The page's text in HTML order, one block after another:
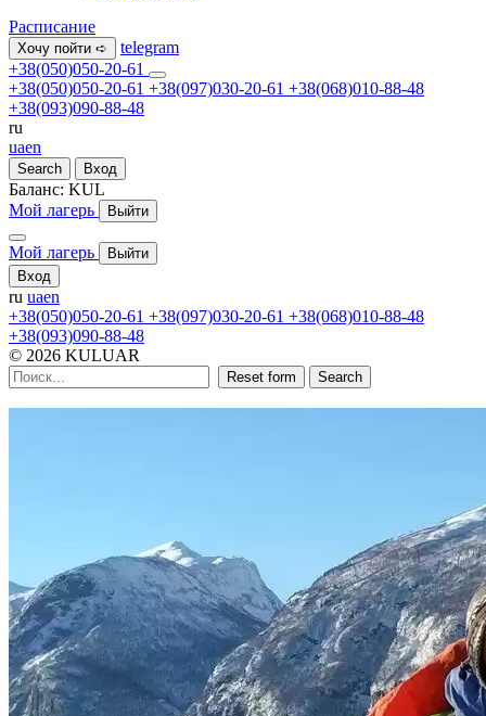
Расписание
Хочу пойти ➪
telegram
+38(050)050-20-61
+38(050)050-20-61 +38(097)030-20-61 +38(068)010-88-48
+38(093)090-88-48
ru
uaen
Search Вход
Баланс: KUL
Мой лагерь
Выйти
Мой лагерь
Выйти
Вход
ru uaen
+38(050)050-20-61 +38(097)030-20-61 +38(068)010-88-48
+38(093)090-88-48
© 2026 KULUAR
Reset form Search